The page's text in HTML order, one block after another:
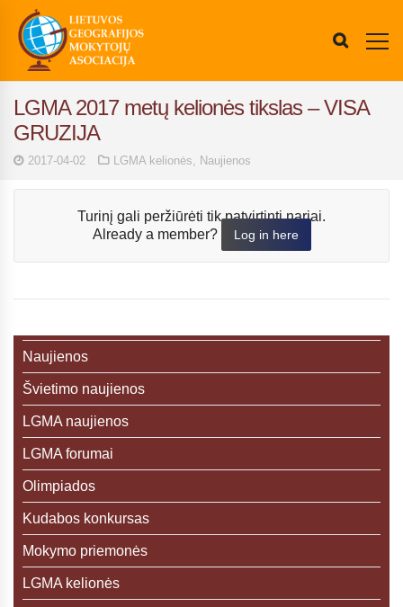
LGMA 2017 metų kelionės tikslas – VISA
GRUZIJA
2017-04-02 LGMA kelionės, Naujienos
Turinį gali peržiūrėti tik patvirtinti nariai.
Already a member?
Log in here
Naujienos
Švietimo naujienos
LGMA naujienos
LGMA forumai
Olimpiados
Kudabos konkursas
Mokymo priemonės
LGMA kelionės